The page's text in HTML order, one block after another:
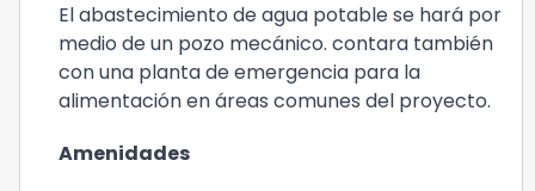
El abastecimiento de agua potable se hará por
medio de un pozo mecánico. contara también
con una planta de emergencia para la
alimentación en áreas comunes del proyecto.
Amenidades